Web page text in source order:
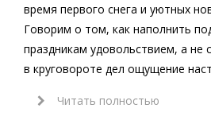
время первого снега и уютных
Говорим о том, как наполнить
праздникам удовольствием, а не
в круговороте дел ощущение
Читать полностью